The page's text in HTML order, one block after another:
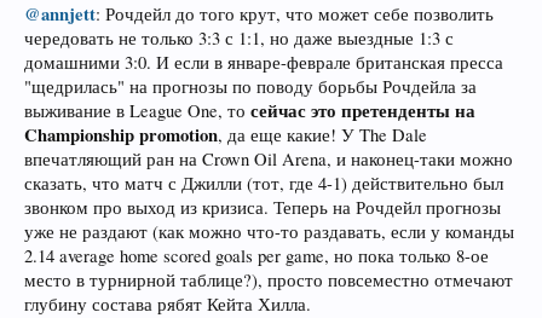
@annjett: Рочдейл до того крут, что может себе позволить
чередовать не только 3:3 с 1:1, но даже выездные 1:3 с
домашними 3:0. И если в январе-феврале британская пресса
"щедрилась" на прогнозы по поводу борьбы Рочдейла за
выживание в League One, то сейчас это претенденты на
Championship promotion, да еще какие! У The Dale
впечатляющий ран на Crown Oil Arena, и наконец-таки можно
сказать, что матч с Джилли (тот, где 4-1) действительно был
звонком про выход из кризиса. Теперь на Рочдейл прогнозы
уже не раздают (как можно что-то раздавать, если у команды
2.14 average home scored goals per game, но пока только 8-ое
место в турнирной таблице?), просто повсеместно отмечают
глубину состава рябят Кейта Хилла.